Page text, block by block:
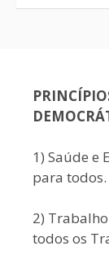
1) Saúde e
para todos.
2)
todos os